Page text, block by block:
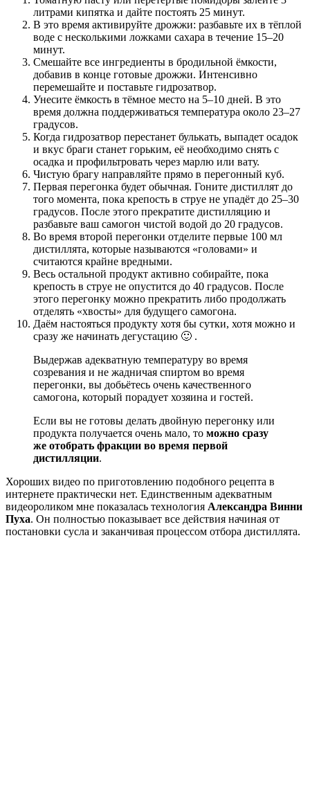
литрами кипятка и дайте постоять 25 минут.
В это время активируйте дрожжи: разбавьте их в тёплой
воде с несколькими ложками сахара в течение 15–20
минут.
Смешайте все ингредиенты в бродильной ёмкости,
добавив в конце готовые дрожжи. Интенсивно
перемешайте и поставьте гидрозатвор.
Унесите ёмкость в тёмное место на 5–10 дней. В это
время должна поддерживаться температура около 23–27
градусов.
Когда гидрозатвор перестанет булькать, выпадет осадок
и вкус браги станет горьким, её необходимо снять с
осадка и профильтровать через марлю или вату.
Чистую брагу направляйте прямо в перегонный куб.
Первая перегонка будет обычная. Гоните дистиллят до
того момента, пока крепость в струе не упадёт до 25–30
градусов. После этого прекратите дистилляцию и
разбавьте ваш самогон чистой водой до 20 градусов.
Во время второй перегонки отделите первые 100 мл
дистиллята, которые называются «головами» и
считаются крайне вредными.
Весь остальной продукт активно собирайте, пока
крепость в струе не опустится до 40 градусов. После
этого перегонку можно прекратить либо продолжать
отделять «хвосты» для будущего самогона.
Даём настояться продукту хотя бы сутки, хотя можно и
сразу же начинать дегустацию 🙂 .
Выдержав адекватную температуру во время
созревания и не жадничая спиртом во время
перегонки, вы добьётесь очень качественного
самогона, который порадует хозяина и гостей.
Если вы не готовы делать двойную перегонку или
продукта получается очень мало, то можно сразу
же отобрать фракции во время первой
дистилляции.
Хороших видео по приготовлению подобного рецепта в
интернете практически нет. Единственным адекватным
видеороликом мне показалась технология Александра Винни
Пуха. Он полностью показывает все действия начиная от
постановки сусла и заканчивая процессом отбора дистиллята.